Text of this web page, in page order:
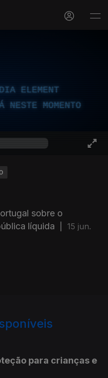
ELEMENT
NESTE MOMENTO
sobre o
líquida
15 jun.
para crianças e